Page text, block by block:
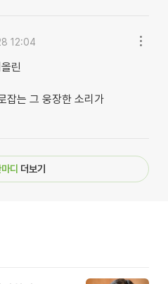
12:04
린
잡는 그 웅장한 소리가
디 더보기